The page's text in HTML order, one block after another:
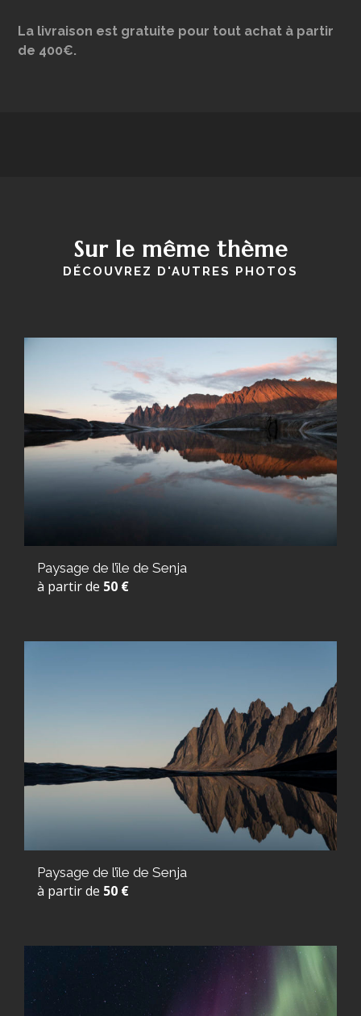
La livraison est gratuite pour tout achat à partir
de 400€.
Sur le même thème
DÉCOUVREZ D'AUTRES PHOTOS
Paysage de l’île de Senja
à partir de 50 €
Paysage de l’île de Senja
à partir de 50 €